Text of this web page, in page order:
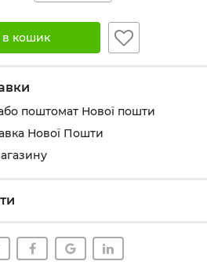
в кошик
поштомат Нової пошти
Нової Пошти